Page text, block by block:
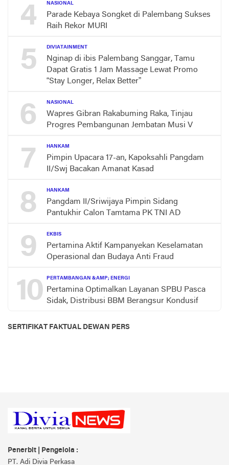
4 NASIONAL
Parade Kebaya Songket di Palembang Sukses
Raih Rekor MURI
5 DIVIATAINMENT
Nginap di ibis Palembang Sanggar, Tamu
Dapat Gratis 1 Jam Massage Lewat Promo
“Stay Longer, Relax Better”
6 NASIONAL
Wapres Gibran Rakabuming Raka, Tinjau
Progres Pembangunan Jembatan Musi V
7 HANKAM
Pimpin Upacara 17-an, Kapoksahli Pangdam
II/Swj Bacakan Amanat Kasad
8 HANKAM
Pangdam II/Sriwijaya Pimpin Sidang
Pantukhir Calon Tamtama PK TNI AD
9 EKBIS
Pertamina Aktif Kampanyekan Keselamatan
Operasional dan Budaya Anti Fraud
10 PERTAMBANGAN &AMP; ENERGI
Pertamina Optimalkan Layanan SPBU Pasca
Sidak, Distribusi BBM Berangsur Kondusif
SERTIFIKAT FAKTUAL DEWAN PERS
Penerbit | Pengelola :
PT. Adi Divia Perkasa